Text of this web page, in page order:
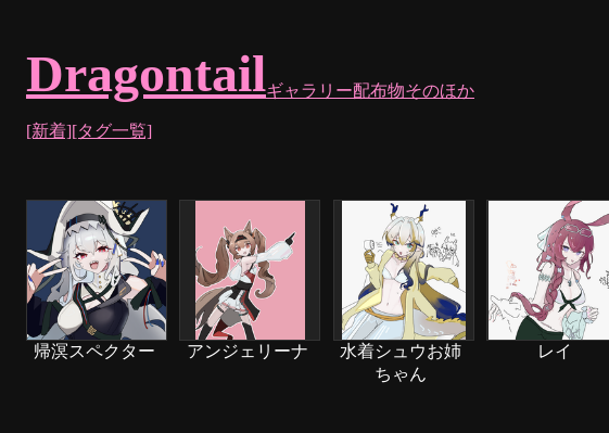
Dragontailギャラリー配布物そのほか
[新着][タグ一覧]
帰溟スペクター アンジェリーナ
水着シュウお姉
ちゃん
レイ